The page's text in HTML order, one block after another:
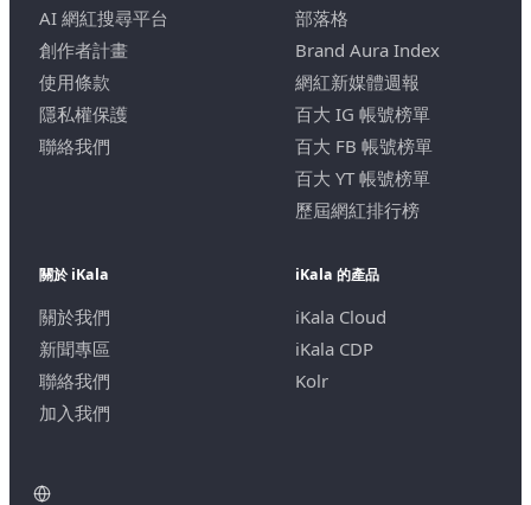
AI 網紅搜尋平台
創作者計畫
使用條款
隱私權保護
聯絡我們
部落格
Brand Aura Index
網紅新媒體週報
百大 IG 帳號榜單
百大 FB 帳號榜單
百大 YT 帳號榜單
歷屆網紅排行榜
關於 iKala
關於我們
新聞專區
聯絡我們
加入我們
iKala 的產品
iKala Cloud
iKala CDP
Kolr